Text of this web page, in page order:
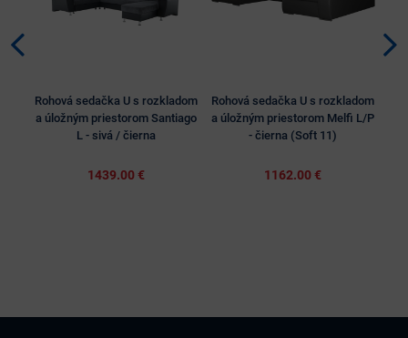
Rohová sedačka U s rozkladom
a úložným priestorom Santiago
L - sivá / čierna
1439.00 €
Rohová sedačka U s rozkladom
a úložným priestorom Melfi L/P
- čierna (Soft 11)
1162.00 €